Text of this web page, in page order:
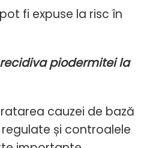
fi expuse la risc în
piodermitei la
cauzei de bază
și controalele